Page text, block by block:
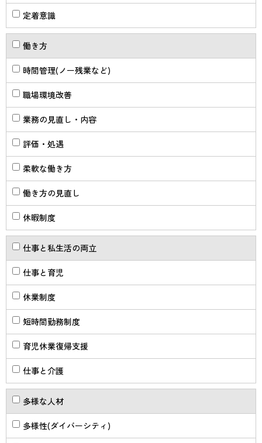
定着意識
働き方
時間管理(ノー残業など)
職場環境改善
業務の見直し・内容
評価・処遇
柔軟な働き方
働き方の見直し
休暇制度
仕事と私生活の両立
仕事と育児
休業制度
短時間勤務制度
育児休業復帰支援
仕事と介護
多様な人材
多様性(ダイバーシティ)